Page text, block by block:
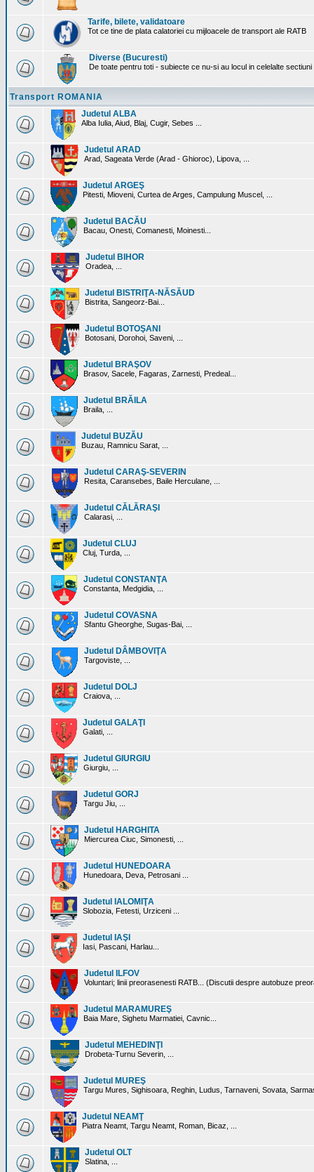
Tarife, bilete, validatoare
Tot ce tine de plata calatoriei cu mijloacele de transport ale RATB
Diverse (Bucuresti)
De toate pentru toti - subiecte ce nu-si au locul in celelalte
Transport ROMANIA
Judetul ALBA
Alba Iulia, Aiud, Blaj, Cugir, Sebes ...
Judetul ARAD
Arad, Sageata Verde (Arad - Ghioroc), Lipova, ...
Judetul ARGEŞ
Pitesti, Mioveni, Curtea de Arges, Campulung Muscel, ...
Judetul BACĂU
Bacau, Onesti, Comanesti, Moinesti...
Judetul BIHOR
Oradea, ...
Judetul BISTRIŢA-NĂSĂUD
Bistrita, Sangeorz-Bai...
Judetul BOTOŞANI
Botosani, Dorohoi, Saveni, ...
Judetul BRAŞOV
Brasov, Sacele, Fagaras, Zarnesti, Predeal...
Judetul BRĂILA
Braila, ...
Judetul BUZĂU
Buzau, Ramnicu Sarat, ...
Judetul CARAŞ-SEVERIN
Resita, Caransebes, Baile Herculane, ...
Judetul CĂLĂRAŞI
Calarasi, ...
Judetul CLUJ
Cluj, Turda, ...
Judetul CONSTANŢA
Constanta, Medgidia, ...
Judetul COVASNA
Sfantu Gheorghe, Sugas-Bai, ...
Judetul DÂMBOVIŢA
Targoviste, ...
Judetul DOLJ
Craiova, ...
Judetul GALAŢI
Galati, ...
Judetul GIURGIU
Giurgiu, ...
Judetul GORJ
Targu Jiu, ...
Judetul HARGHITA
Miercurea Ciuc, Simonesti, ...
Judetul HUNEDOARA
Hunedoara, Deva, Petrosani ...
Judetul IALOMIŢA
Slobozia, Fetesti, Urziceni ...
Judetul IAŞI
Iasi, Pascani, Harlau...
Judetul ILFOV
Voluntari; linii preorasenesti RATB... (Discutii despre autobuze
Judetul MARAMUREŞ
Baia Mare, Sighetu Marmatiei, Cavnic...
Judetul MEHEDINŢI
Drobeta-Turnu Severin, ...
Judetul MUREŞ
Targu Mures, Sighisoara, Reghin, Ludus, Tarnaveni, Sovata,
Judetul NEAMŢ
Piatra Neamt, Targu Neamt, Roman, Bicaz, ...
Judetul OLT
Slatina, ...